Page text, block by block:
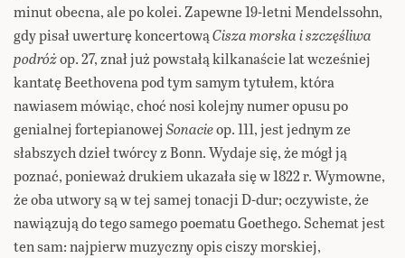
minut obecna, ale po kolei. Zapewne 19-letni Mendelssohn,
gdy pisał uwerturę koncertowąCisza morska i szczęśliwa
podróżop. 27, znał już powstałą kilkanaście lat wcześniej
kantatę Beethovena pod tym samym tytułem, która
nawiasem mówiąc, choć nosi kolejny numer opusu po
genialnej fortepianowejSonacieop. 111, jest jednym ze
słabszych dzieł twórcy z Bonn. Wydaje się, że mógł ją
poznać, ponieważ drukiem ukazała się w 1822 r. Wymowne,
że oba utwory są w tej samej tonacji D-dur; oczywiste, że
nawiązują do tego samego poematu Goethego. Schemat jest
ten sam: najpierw muzyczny opis ciszy morskiej,